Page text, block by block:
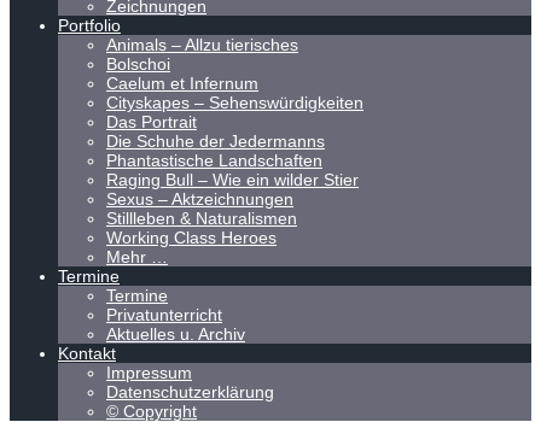
Zeichnungen
Portfolio
Animals – Allzu tierisches
Bolschoi
Caelum et Infernum
Cityskapes – Sehenswürdigkeiten
Das Portrait
Die Schuhe der Jedermanns
Phantastische Landschaften
Raging Bull – Wie ein wilder Stier
Sexus – Aktzeichnungen
Stillleben & Naturalismen
Working Class Heroes
Mehr …
Termine
Termine
Privatunterricht
Aktuelles u. Archiv
Kontakt
Impressum
Datenschutzerklärung
© Copyright